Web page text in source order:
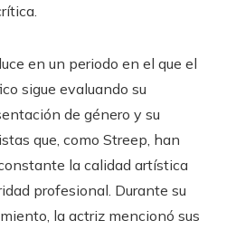
en un periodo en el que el
sigue evaluando su
de género y su
que, como Streep, han
la calidad artística
profesional. Durante su
la actriz mencionó sus